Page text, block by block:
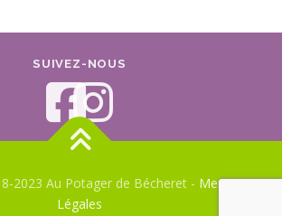
SUIVEZ-NOUS
2023 Au Potager de Bécheret - Mentions
Légales